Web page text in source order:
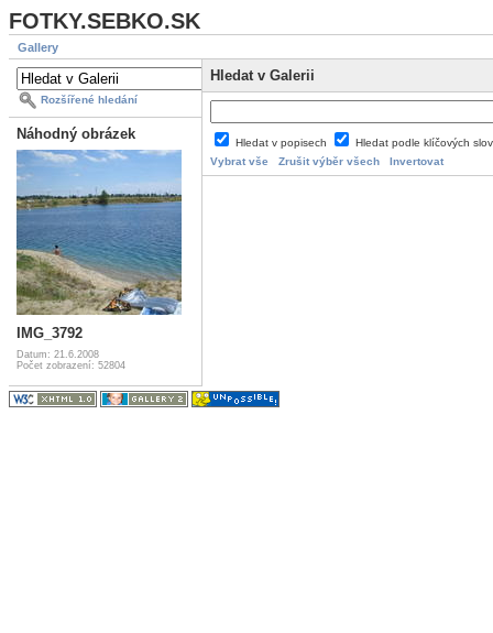
FOTKY.SEBKO.SK
Gallery
Rozšířené hledání
Náhodný obrázek
IMG_3792
Datum: 21.6.2008
Počet zobrazení: 52804
Hledat v Galerii
Hledat v popisech
Hledat podle klíčových
Vybrat vše
Zrušit výběr všech Invertovat